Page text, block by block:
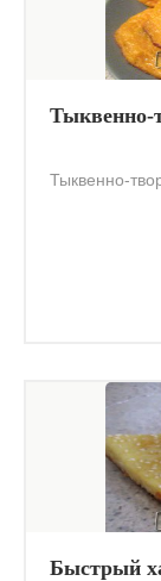
Тыквенно-
Тыквенно-
Быстрый